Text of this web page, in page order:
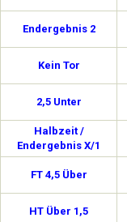
Endergebnis 2
Kein Tor
2,5 Unter
Halbzeit /
Endergebnis X/1
FT 4,5 Über
HT Über 1,5